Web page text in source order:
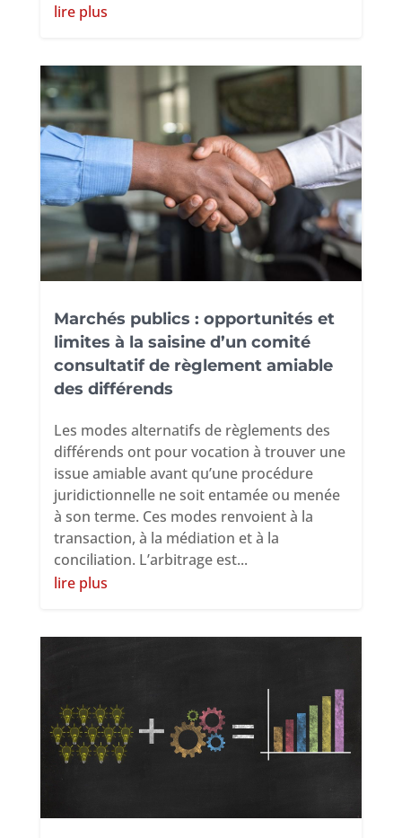
lire plus
Marchés publics : opportunités et
limites à la saisine d’un comité
consultatif de règlement amiable
des différends
Les modes alternatifs de règlements des
différends ont pour vocation à trouver une
issue amiable avant qu’une procédure
juridictionnelle ne soit entamée ou menée
à son terme. Ces modes renvoient à la
transaction, à la médiation et à la
conciliation. L’arbitrage est...
lire plus